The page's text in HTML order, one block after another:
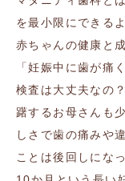
を最小限にできる
赤ちゃんの健康と
「妊娠中に歯が痛
検査は大丈夫なの
躇するお母さんも
しさで歯の痛みや
ことは後回しにな